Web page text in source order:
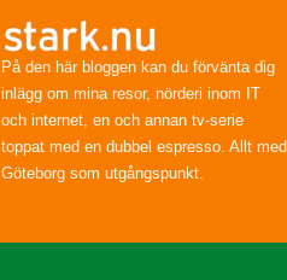
På den här bloggen kan du förvänta dig
inlägg om mina resor, nörderi inom IT
och internet, en och annan tv-serie
toppat med en dubbel espresso. Allt med
Göteborg som utgångspunkt.